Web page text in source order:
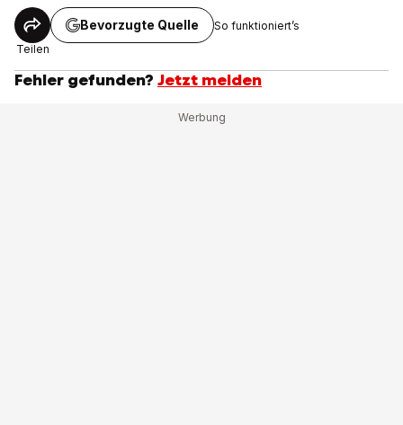
Teilen
Bevorzugte Quelle So funktioniert’s
Fehler gefunden? Jetzt melden